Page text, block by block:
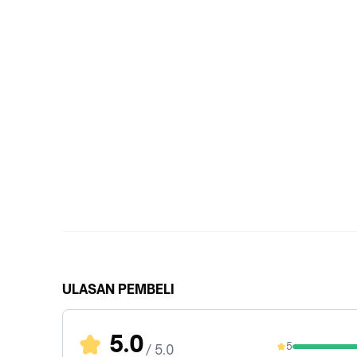
ULASAN PEMBELI
5.0 / 5.0 5
100%